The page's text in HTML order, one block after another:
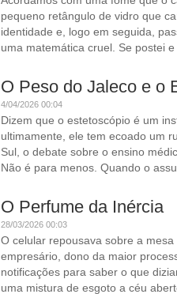
pequeno retângulo de vidro que
identidade e, logo em seguida,
uma matemática cruel. Se postei
O Peso do Jaleco e o
4/04/2026 00:04
Dizem que o estetoscópio é um
ultimamente, ele tem ecoado um
Sul, o debate sobre o ensino
Não é para menos. Quando o
O Perfume da Inércia
28/03/2026 00:03
O celular repousava sobre a
empresário, dono da maior
notificações para saber o que
uma mistura de esgoto a céu